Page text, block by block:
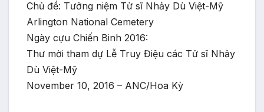
Chủ đề: Tưởng niệm Tử sĩ Nhảy Dù Việt-Mỹ
Arlington National Cemetery
Ngày cựu Chiến Binh 2016:
Thư mời tham dự Lễ Truy Điệu các Tử sĩ Nhảy
Dù Việt-Mỹ
November 10, 2016 – ANC/Hoa Kỳ